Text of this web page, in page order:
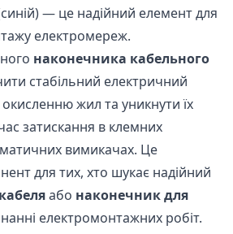
— це надійний елемент для
електромереж.
наконечника кабельного
стабільний електричний
окисленню жил та уникнути їх
затискання в клемних
вимикачах. Це
для тих, хто шукає надійний
або наконечник для
електромонтажних робіт.